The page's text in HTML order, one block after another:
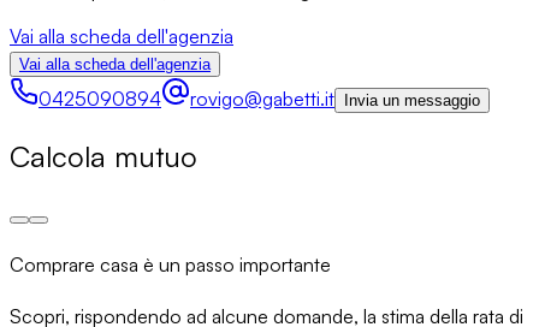
Vai alla scheda dell'agenzia
Vai alla scheda dell'agenzia
0425090894 rovigo@gabetti.it Invia un messaggio
Calcola mutuo
Comprare casa è un passo importante
Scopri, rispondendo ad alcune domande, la stima della rata di